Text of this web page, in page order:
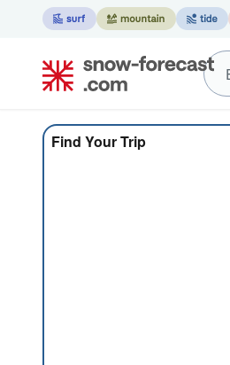
Find Your Trip